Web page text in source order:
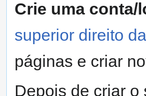
Crie uma conta/
superior direito
páginas e criar
Depois de criar o